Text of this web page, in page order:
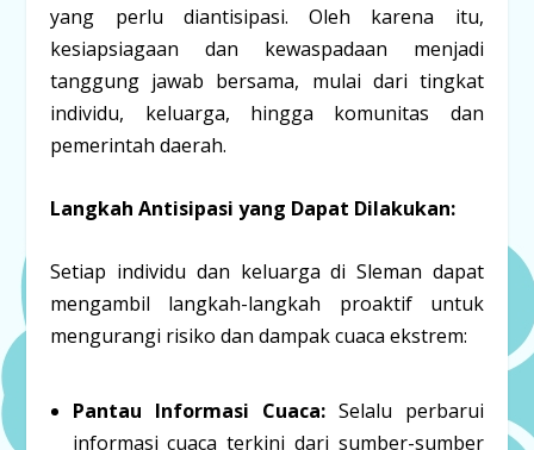
yang perlu diantisipasi. Oleh karena itu,
kesiapsiagaan dan kewaspadaan menjadi
tanggung jawab bersama, mulai dari tingkat
individu, keluarga, hingga komunitas dan
pemerintah daerah.
Langkah Antisipasi yang Dapat Dilakukan:
Setiap individu dan keluarga di Sleman dapat
mengambil langkah-langkah proaktif untuk
mengurangi risiko dan dampak cuaca ekstrem:
Pantau Informasi Cuaca:Selalu perbarui
informasi cuaca terkini dari sumber-sumber